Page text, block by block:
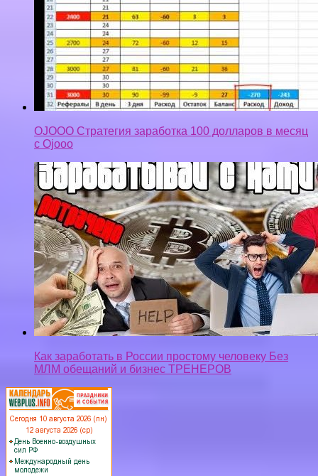
OJOOO Стратегия заработка 100 долларов в месяц
с Ojooo
Как заработать в России простому человеку Без
МЛМ обещаний и бизнес ТРЕНЕРОВ